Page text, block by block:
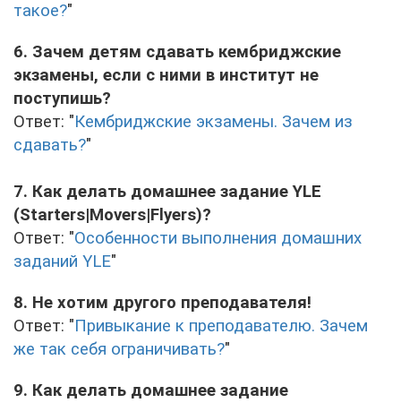
такое?"
6. Зачем детям сдавать кембриджские
экзамены, если с ними в институт не
поступишь?
Ответ: "Кембриджские экзамены. Зачем из
сдавать?"
7. Как делать домашнее задание YLE
(Starters|Movers|Flyers)?
Ответ: "Особенности выполнения домашних
заданий YLE"
8. Не хотим другого преподавателя!
Ответ: "Привыкание к преподавателю. Зачем
же так себя ограничивать?"
9. Как делать домашнее задание